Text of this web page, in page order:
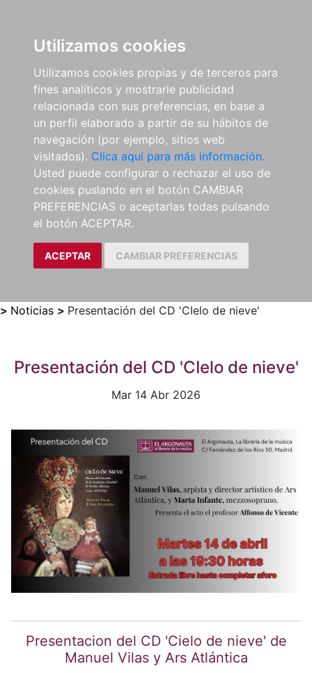
Utilizamos cookies
Utilizamos cookies propias y de terceros para
fines analíticos y mostrarle publicidad
relacionada con sus preferencias, en base a
un perfil elaborado a partir de su hábitos de
navegación (por ejemplo, sitios web
visitados). Clica aquí para más información.
Usted puede configurar o rechazar el uso de
cookies puslando en el botón CAMBIAR
PREFERENCIAS o aceptarlas todas pulsando
el botón ACEPTAR.
ACEPTAR CAMBIAR PREFERENCIAS
> Noticias > Presentación del CD 'CIelo de nieve'
Presentación del CD 'CIelo de nieve'
Mar 14 Abr 2026
Presentacion del CD 'Cielo de nieve' de
Manuel Vilas y Ars Atlántica